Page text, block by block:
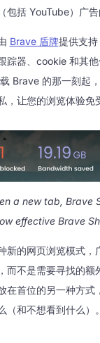
包括 YouTube）广告
Brave 盾牌提供支
踪器、cookie 和其
Brave 的那一刻起
，让您的浏览体验免
a new tab, Brave
effective Brave
新的网页浏览模式，
而不是需要寻找的额
在首位的另一种方式
（和不想看到什么）